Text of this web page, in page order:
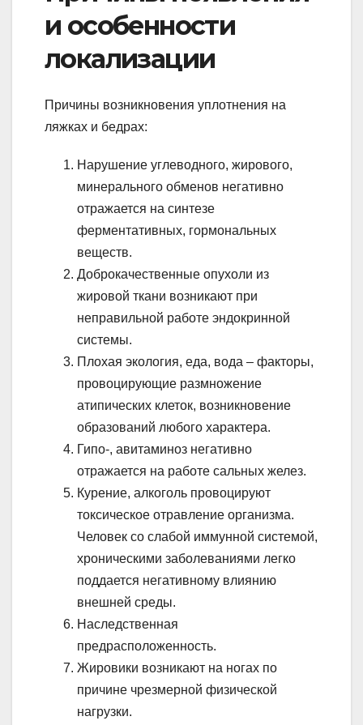
и особенности
локализации
Причины возникновения уплотнения на
ляжках и бедрах:
Нарушение углеводного, жирового,
минерального обменов негативно
отражается на синтезе
ферментативных, гормональных
веществ.
Доброкачественные опухоли из
жировой ткани возникают при
неправильной работе эндокринной
системы.
Плохая экология, еда, вода – факторы,
провоцирующие размножение
атипических клеток, возникновение
образований любого характера.
Гипо-, авитаминоз негативно
отражается на работе сальных желез.
Курение, алкоголь провоцируют
токсическое отравление организма.
Человек со слабой иммунной системой,
хроническими заболеваниями легко
поддается негативному влиянию
внешней среды.
Наследственная
предрасположенность.
Жировики возникают на ногах по
причине чрезмерной физической
нагрузки.